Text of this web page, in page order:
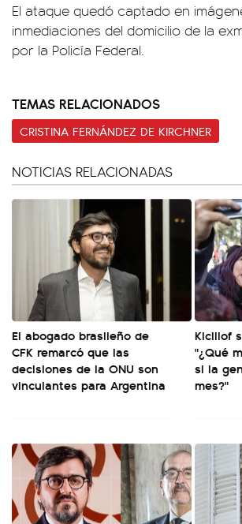
El ataque quedó captado en
inmediaciones del domicilio de la
por la Policía Federal.
TEMAS RELACIONADOS
CRISTINA FERNÁNDEZ DE KIRCHNER
NOTICIAS RELACIONADAS
El abogado brasileño de
CFK remarcó que las
decisiones de la ONU son
vinculantes para Argentina
Kicillof
"¿Qué
si la
mes?"